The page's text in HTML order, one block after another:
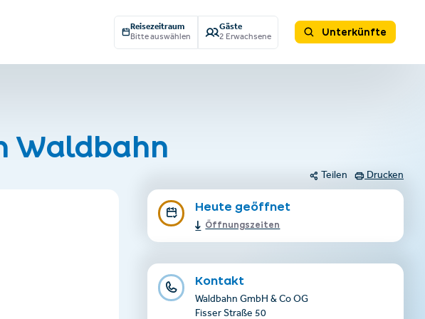
Reisezeitraum
Bitte auswählen
Gäste
2 Erwachsene
Unterkünfte
Waldbahn
Teilen Drucken
Heute geöffnet
Öffnungszeiten
Kontakt
Waldbahn GmbH & Co OG
Fisser Straße 50